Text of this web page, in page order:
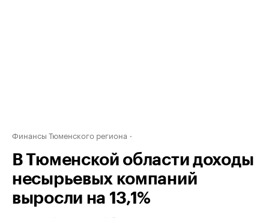
Финансы Тюменского региона
В Тюменской области доходы
несырьевых компаний
выросли на 13,1%